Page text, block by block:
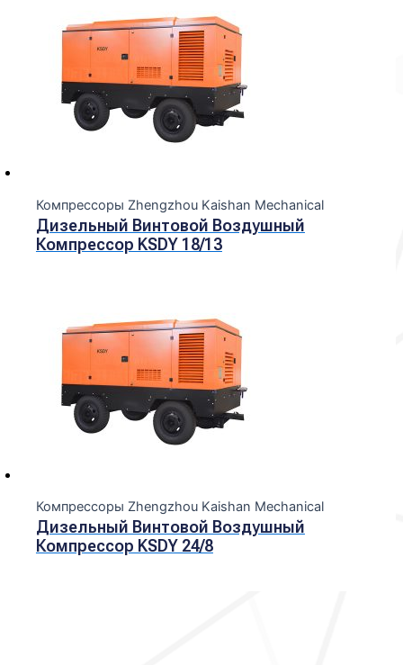
Компрессоры Zhengzhou Kaishan Mechanical
Дизельный Винтовой Воздушный
Компрессор KSDY 18/13
Компрессоры Zhengzhou Kaishan Mechanical
Дизельный Винтовой Воздушный
Компрессор KSDY 24/8